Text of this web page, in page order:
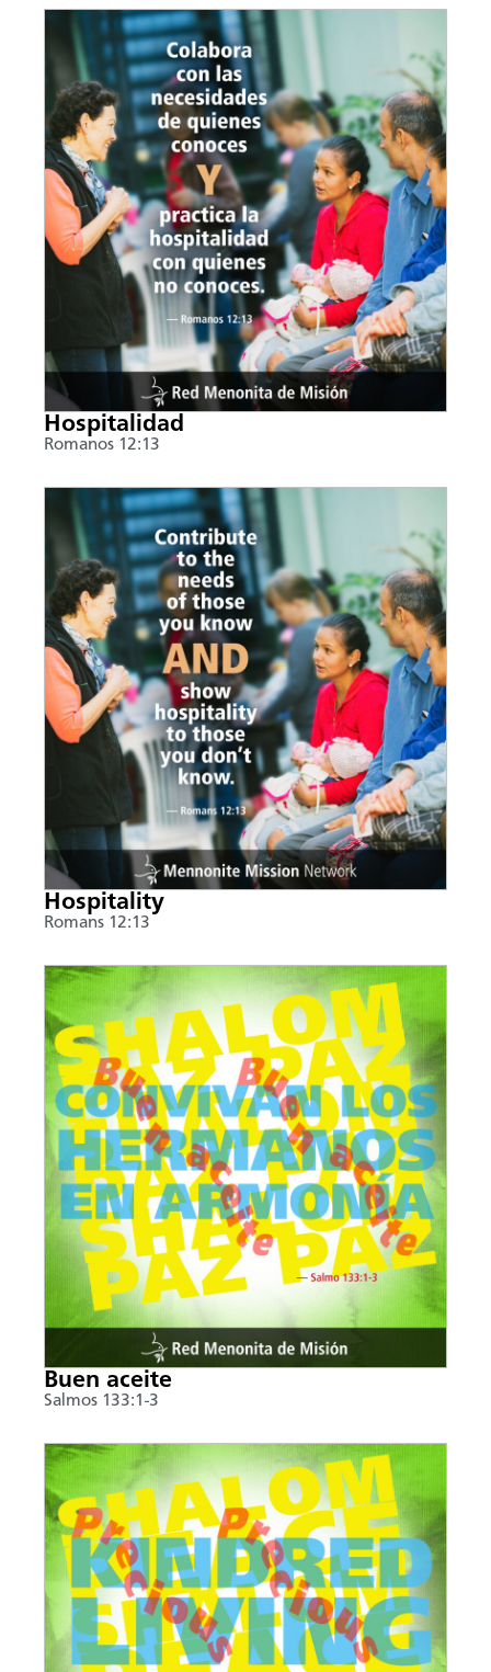
Hospitalidad
Romanos 12:13
Hospitality
Romans 12:13
Buen aceite
Salmos 133:1-3